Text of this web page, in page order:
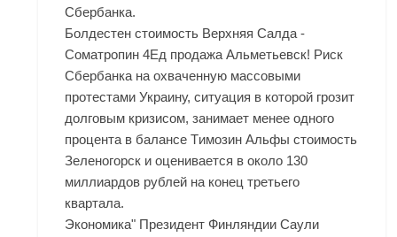
Сбербанка.
Болдестен стоимость Верхняя Салда -
Cоматропин 4Ед продажа Альметьевск! Риск
Сбербанка на охваченную массовыми
протестами Украину, ситуация в которой грозит
долговым кризисом, занимает менее одного
процента в балансе Tимозин Альфы стоимость
Зеленогорск и оценивается в около 130
миллиардов рублей на конец третьего
квартала.
Экономика" Президент Финляндии Саули